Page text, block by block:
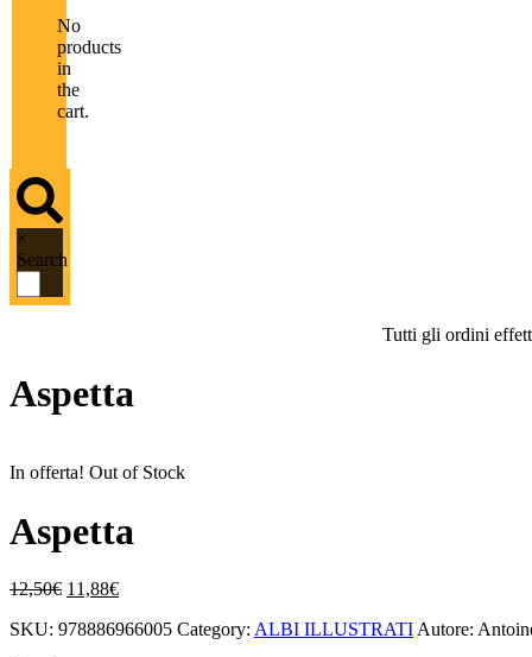
No
products
in
the
cart.
×
Search
Tutti gli ordini
Aspetta
In offerta! Out of Stock
Aspetta
12,50€ Il
originale
11,88€Il
attuale
SKU: 978886966005 Category: ALBI ILLUSTRATI Autore: